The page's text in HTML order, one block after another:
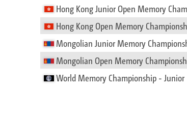
Hong Kong Junior Open Memory
Hong Kong Open Memory
Mongolian Junior Memory
Mongolian Open Memory
World Memory Championship - Junior